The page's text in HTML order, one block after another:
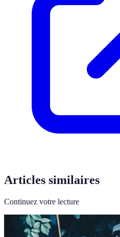
Articles similaires
Continuez votre lecture